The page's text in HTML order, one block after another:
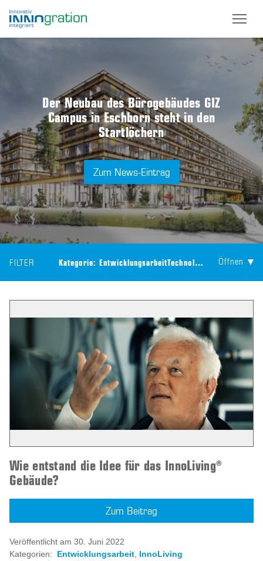
Der Neubau des Bürogebäudes GIZ
Campus in Eschborn steht in den
Startlöchern
Zum News-Eintrag
FILTER Kategorie: Entwicklungsarbeit Technologie: CEILTEC®
Öffnen
Wie entstand die Idee für das InnoLiving®
Gebäude?
Zum Beitrag
Veröffentlicht am 30. Juni 2022
Kategorien:
Entwicklungsarbeit, InnoLiving